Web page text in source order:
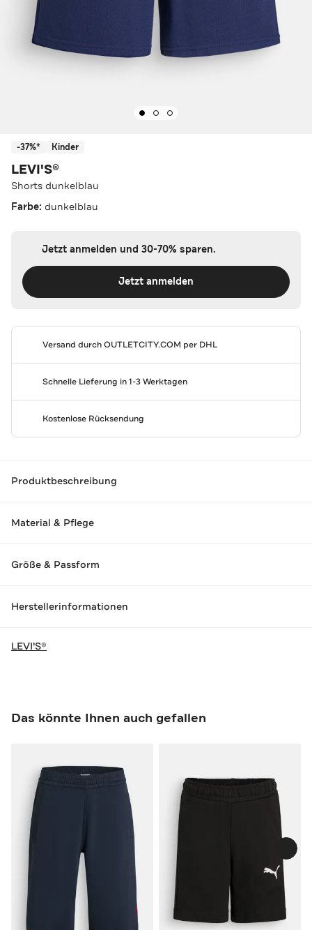
-37%* Kinder
LEVI'S®
Shorts dunkelblau
Farbe: dunkelblau
Jetzt anmelden und 30-70% sparen.
Jetzt anmelden
Versand durchOUTLETCITY.COM per DHL
Schnelle Lieferung in 1-3 Werktagen
Kostenlose Rücksendung
Produktbeschreibung
Material & Pflege
Größe & Passform
Herstellerinformationen
LEVI'S®
Das könnte Ihnen auch gefallen